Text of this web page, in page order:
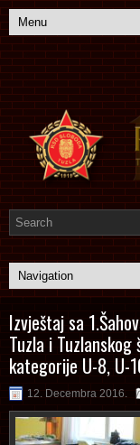
Izvještaj sa
Tuzla i Tuzlanskog
kategorije U-8, U-
12. Decembra 2016.